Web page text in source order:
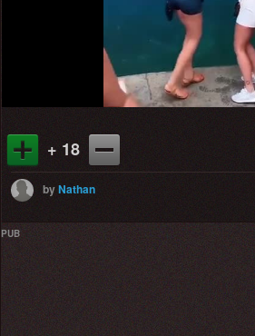
+ 18
byNathan
PUB